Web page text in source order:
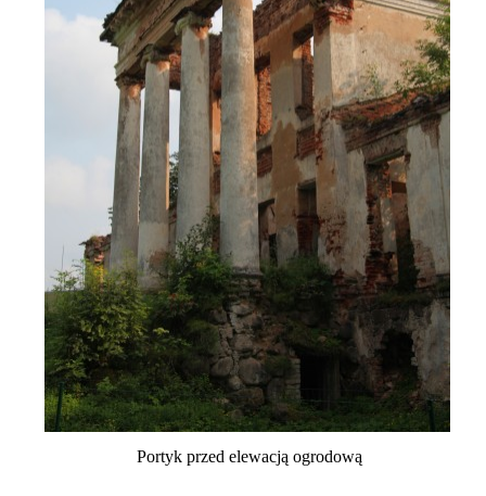
Portyk przed elewacją ogrodową